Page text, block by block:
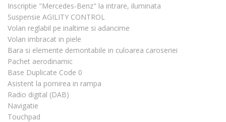
Inscriptie "Mercedes-Benz" la intrare, iluminata
Suspensie AGILITY CONTROL
Volan reglabil pe inaltime si adancime
Volan imbracat in piele
Bara si elemente demontabile in culoarea caroseriei
Pachet aerodinamic
Base Duplicate Code 0
Asistent la pornirea in rampa
Radio digital (DAB)
Navigatie
Touchpad